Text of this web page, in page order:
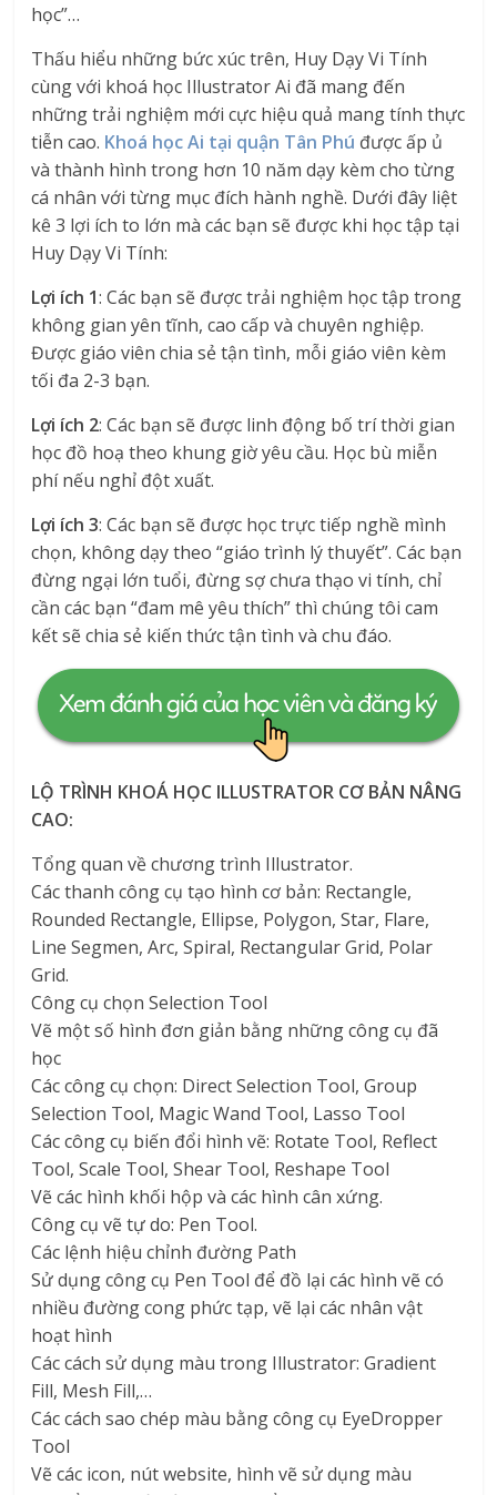
học”…
Thấu hiểu những bức xúc trên, Huy Dạy Vi Tính
cùng với khoá học Illustrator Ai đã mang đến
những trải nghiệm mới cực hiệu quả mang tính thực
tiễn cao. Khoá học Ai tại quận Tân Phú được ấp ủ
và thành hình trong hơn 10 năm dạy kèm cho từng
cá nhân với từng mục đích hành nghề. Dưới đây liệt
kê 3 lợi ích to lớn mà các bạn sẽ được khi học tập tại
Huy Dạy Vi Tính:
Lợi ích 1: Các bạn sẽ được trải nghiệm học tập trong
không gian yên tĩnh, cao cấp và chuyên nghiệp.
Được giáo viên chia sẻ tận tình, mỗi giáo viên kèm
tối đa 2-3 bạn.
Lợi ích 2: Các bạn sẽ được linh động bố trí thời gian
học đồ hoạ theo khung giờ yêu cầu. Học bù miễn
phí nếu nghỉ đột xuất.
Lợi ích 3: Các bạn sẽ được học trực tiếp nghề mình
chọn, không dạy theo “giáo trình lý thuyết”. Các bạn
đừng ngại lớn tuổi, đừng sợ chưa thạo vi tính, chỉ
cần các bạn “đam mê yêu thích” thì chúng tôi cam
kết sẽ chia sẻ kiến thức tận tình và chu đáo.
LỘ TRÌNH KHOÁ HỌC ILLUSTRATOR CƠ BẢN NÂNG
CAO:
Tổng quan về chương trình Illustrator.
Các thanh công cụ tạo hình cơ bản: Rectangle,
Rounded Rectangle, Ellipse, Polygon, Star, Flare,
Line Segmen, Arc, Spiral, Rectangular Grid, Polar
Grid.
Công cụ chọn Selection Tool
Vẽ một số hình đơn giản bằng những công cụ đã
học
Các công cụ chọn: Direct Selection Tool, Group
Selection Tool, Magic Wand Tool, Lasso Tool
Các công cụ biến đổi hình vẽ: Rotate Tool, Reflect
Tool, Scale Tool, Shear Tool, Reshape Tool
Vẽ các hình khối hộp và các hình cân xứng.
Công cụ vẽ tự do: Pen Tool.
Các lệnh hiệu chỉnh đường Path
Sử dụng công cụ Pen Tool để đồ lại các hình vẽ có
nhiều đường cong phức tạp, vẽ lại các nhân vật
hoạt hình
Các cách sử dụng màu trong Illustrator: Gradient
Fill, Mesh Fill,…
Các cách sao chép màu bằng công cụ EyeDropper
Tool
Vẽ các icon, nút website, hình vẽ sử dụng màu